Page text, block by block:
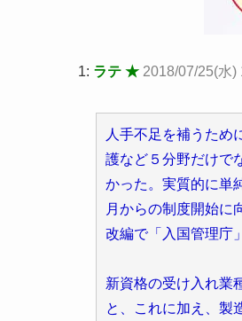
1: ラテ ★ 2018/07/25(水)
人手不足を補うため
護など５分野だけで
かった。実質的に単
月からの制度開始に
改編で「入国管理庁
新資格の受け入れ業
と、これに加え、製